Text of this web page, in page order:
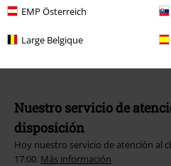
EMP Österreich
Large Belgique
Nuestro servicio de
disposición
Hoy nuestro servicio de atención al
17:00. Más información